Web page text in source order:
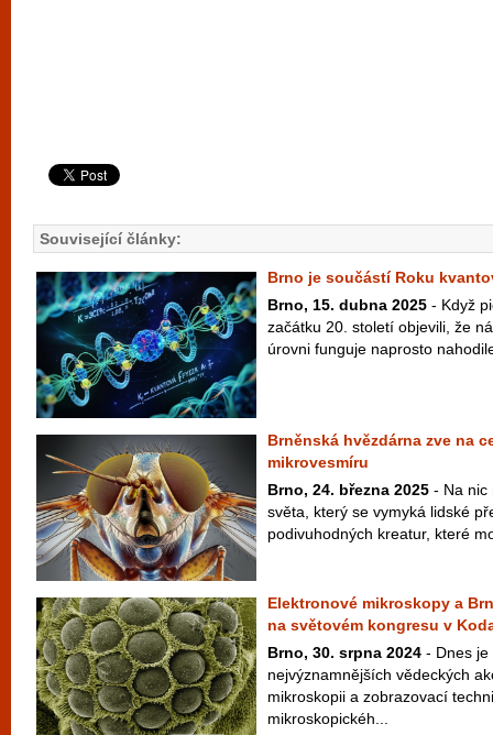
Související články:
Brno je součástí Roku
Brno, 15. dubna 2025 - Když
začátku 20. století objevili, že
úrovni funguje naprosto
Brněnská hvězdárna zve na
mikrovesmíru
Brno, 24. března 2025 - Na nic
světa, který se vymyká lidské
podivuhodných kreatur, které
Elektronové mikroskopy a
na světovém kongresu v
Brno, 30. srpna 2024 - Dnes
nejvýznamnějších vědeckých
mikroskopii a zobrazovací
mikroskopickéh...